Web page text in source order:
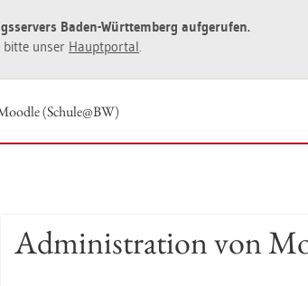
Baden-Würt­tem­berg auf­ge­ru­fen.
bitte unser Haupt­por­tal.
(Schu­le@BW)
Ad­mi­nis­tra­ti­on von